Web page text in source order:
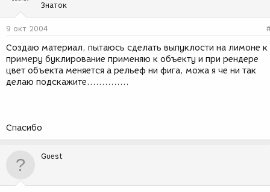
м
ы
д
и
я
Знаток
9 окт 2004
Создаю материал, пытаюсь сделать выпуклости на лимоне к
примеру буклирование применяю к объекту и при рендере
цвет объекта меняется а рельеф ни фига, можа я че ни так
делаю подскажите..............
Спасибо
Guest